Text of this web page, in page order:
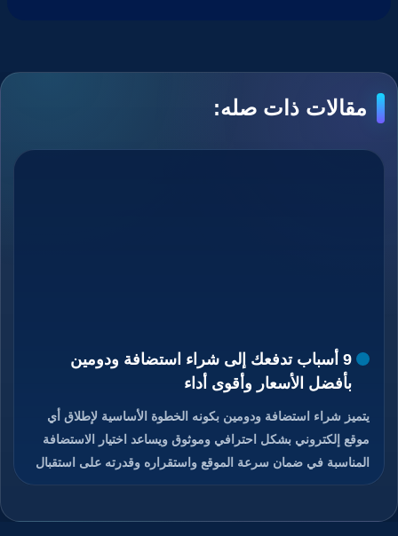
مقالات ذات صله:
9 أسباب تدفعك إلى شراء استضافة ودومين
بأفضل الأسعار وأقوى أداء
يتميز شراء استضافة ودومين بكونه الخطوة الأساسية لإطلاق أي
موقع إلكتروني بشكل احترافي وموثوق ويساعد اختيار الاستضافة
المناسبة في ضمان سرعة الموقع واستقراره وقدرته على استقبال
الزوار دون انقطاع، كما يمنح الدومين هوية رقمية مميزة تسهل على